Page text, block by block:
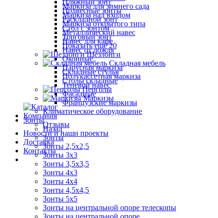
Пляжный зонт
Подвесные зонты
Раскладной зонт
Стол с зонтом
Торговый зонт
Показать ещё 20
Шезлонги
Складная мебель
Складные стулья
Столы складные
Перголы
Маркизы
Компания
Отзывы
Новости и наши проекты
Доставка
Контакты
Маркиза для зимнего сада
Маркиза над входом
Маркиза открытого типа
Металлический навес
Навес для кафе
Навес от дождя
Оконные
Парусная маркиза
Полукассетная маркиза
Теневой навес
Фасадные
Французские маркизы
Климатическое оборудование
Зонты
Назад
Зонты
Зонты 2,5х2,5
Зонты 3х3
Зонты 3,5х3,5
Зонты 4х3
Зонты 4х4
Зонты 4,5х4,5
Зонты 5х5
Зонты на центральной опоре телескопы
Зонты на центральной опоре